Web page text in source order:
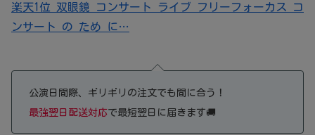
楽天1位 双眼鏡 コンサート ライブ フリーフォーカス コ
ンサート の ため に…
公演日間際、ギリギリの注文でも間に合う！
最強翌日配送対応で最短翌日に届きます🚚